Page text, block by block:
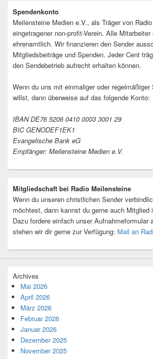
Spendenkonto
Meilensteine Medien e.V., als Träger von
eingetragener non-profit-Verein. Alle Mitarbeiter
ehrenamtlich. Wir finanzieren den Sender
Mitgliedsbeiträge und Spenden. Jeder Cent
den Sendebetrieb aufrecht erhalten können.
Wenn du uns mit einmaliger oder
willst, dann überweise auf das folgende Konto:
IBAN DE76 5206 0410 0003 3001 29
BIC GENODEF1EK1
Evangelische Bank eG
Empfänger: Meilensteine Medien e.V.
Mitgliedschaft bei Radio Meilensteine
Wenn du unseren christlichen Sender
möchtest, dann kannst du gerne auch Mitglied
Dazu fordere einfach unser Aufnahmeformular
stehen wir dir gerne zur Verfügung: Mail an
Archives
Mai 2026
April 2026
März 2026
Februar 2026
Januar 2026
Dezember 2025
November 2025